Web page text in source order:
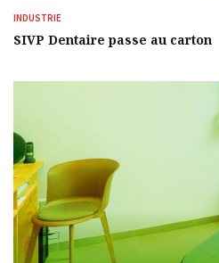
INDUSTRIE
SIVP Dentaire passe au carton